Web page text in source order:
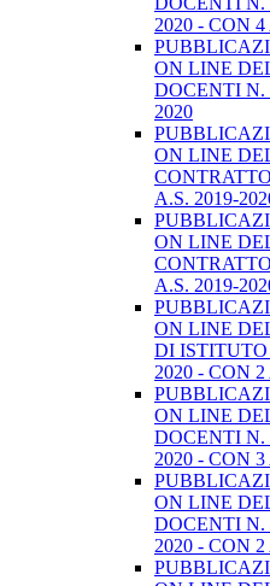
2020 - CON
ON LINE
DOCENTI N.
2020
ON LINE
A.S. 2019-
ON LINE
A.S. 2019-
ON LINE
DI ISTITUTO
2020 - CON
ON LINE
DOCENTI N.
2020 - CON
ON LINE
DOCENTI N.
2020 - CON